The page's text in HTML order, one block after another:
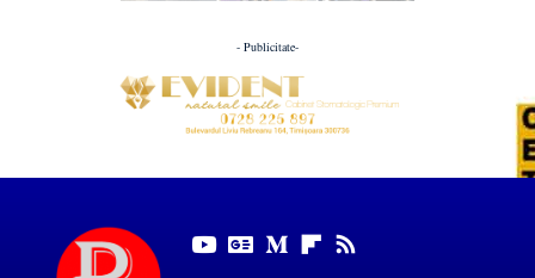
- Publicitate-